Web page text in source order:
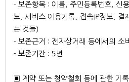
- 보존항목 : 이름, 주민등록번호, 신
보, 서비스 이용기록, 접속IP정보, 결
는 것들)
- 보존근거 : 전자상거래 등에서의 소
- 보존기간 : 5년
▣ 계약 또는 청약철회 등에 관한 기